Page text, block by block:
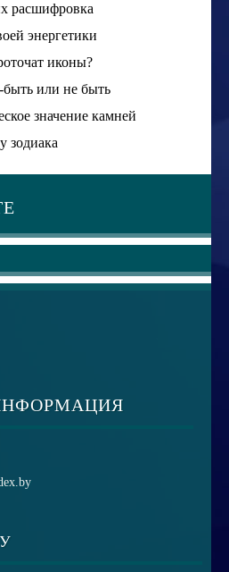
расшифровка
энергетики
иконы?
быть или не быть
значение камней
зодиака